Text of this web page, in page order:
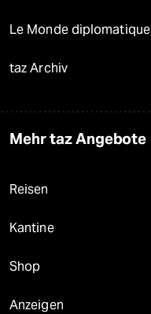
Le Monde diplomatique
taz Archiv
Mehr taz Angebote
Reisen
Kantine
Shop
Anzeigen